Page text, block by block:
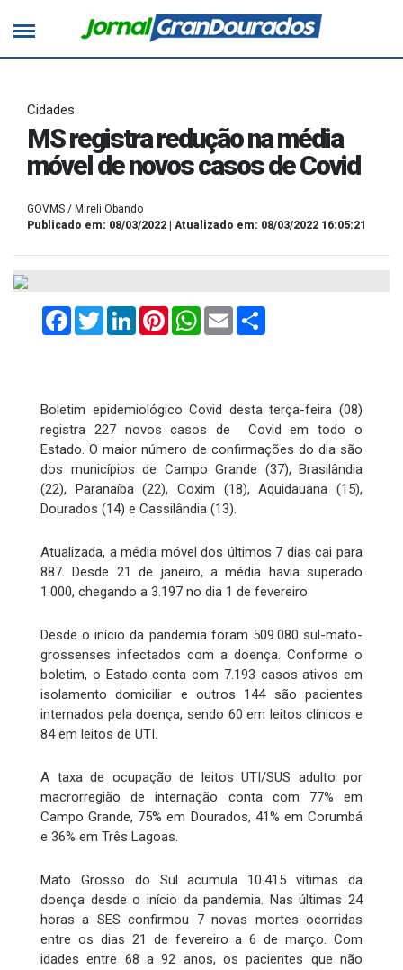
Cidades
MS registra redução na média
móvel de novos casos de Covid
GOVMS / Mireli Obando
Publicado em: 08/03/2022 | Atualizado em: 08/03/2022 16:05:21
FacebookTwitterLinkedInPinterestWhatsApp
Email
Boletim epidemiológico Covid desta terça-feira (08)
registra 227 novos casos de Covid em todo o
Estado. O maior número de confirmações do dia são
dos municípios de Campo Grande (37), Brasilândia
(22), Paranaíba (22), Coxim (18), Aquidauana (15),
Dourados (14) e Cassilândia (13).
Atualizada, a média móvel dos últimos 7 dias cai para
887. Desde 21 de janeiro, a média havia superado
1.000, chegando a 3.197 no dia 1 de fevereiro.
Desde o início da pandemia foram 509.080 sul-mato-
grossenses infectados com a doença. Conforme o
boletim, o Estado conta com 7.193 casos ativos em
isolamento domiciliar e outros 144 são pacientes
internados pela doença, sendo 60 em leitos clínicos e
84 em leitos de UTI.
A taxa de ocupação de leitos UTI/SUS adulto por
macrorregião de internação conta com 77% em
Campo Grande, 75% em Dourados, 41% em Corumbá
e 36% em Três Lagoas.
Mato Grosso do Sul acumula 10.415 vítimas da
doença desde o início da pandemia. Nas últimas 24
horas a SES confirmou 7 novas mortes ocorridas
entre os dias 21 de fevereiro a 6 de março. Com
idades entre 68 a 92 anos, os pacientes que não